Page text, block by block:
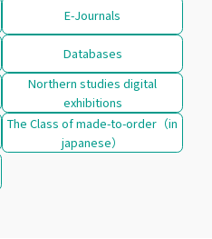
E-Journals
Databases
Northern studies digital
exhibitions
The Class of made-to-order（in
japanese）